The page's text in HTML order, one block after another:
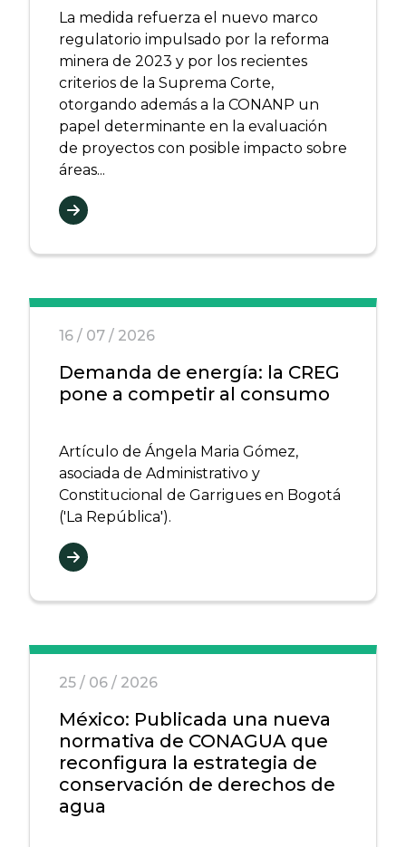
La medida refuerza el nuevo marco
regulatorio impulsado por la reforma
minera de 2023 y por los recientes
criterios de la Suprema Corte,
otorgando además a la CONANP un
papel determinante en la evaluación
de proyectos con posible impacto sobre
áreas...
16 / 07 / 2026
Demanda de energía: la CREG
pone a competir al consumo
Artículo de Ángela Maria Gómez,
asociada de Administrativo y
Constitucional de Garrigues en Bogotá
('La República').
25 / 06 / 2026
México: Publicada una nueva
normativa de CONAGUA que
reconfigura la estrategia de
conservación de derechos de
agua